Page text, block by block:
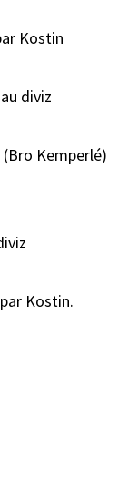
Kostin
diviz
Kemperlé)
Kostin.